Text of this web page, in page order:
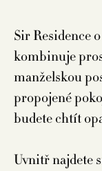
Sir Residence
kombinuje
manželskou
propojené
budete chtít
Uvnitř najdete